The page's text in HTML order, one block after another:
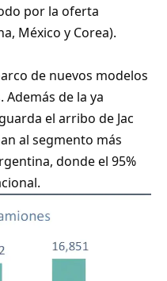
por la oferta
México y Corea).
de nuevos modelos
de la ya
el arribo de Jac
al segmento más
donde el 95%